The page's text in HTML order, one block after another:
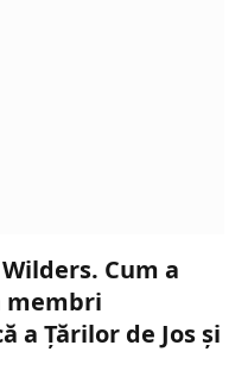
Cum a
membri
a Țărilor de Jos și